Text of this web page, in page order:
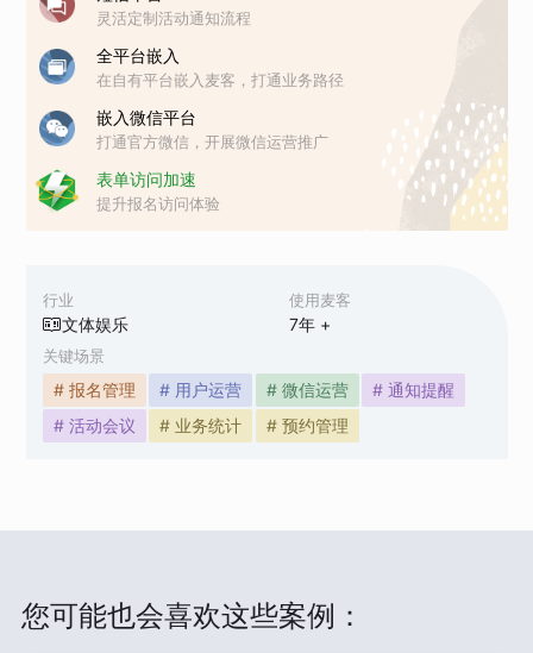
行业
文体娱乐
使用麦客
7年 +
关键场景
# 报名管理 # 用户运营 # 微信运营
# 通知提醒
# 活动会议
# 业务统计 # 预约管理
灵活定制活动通知流程
全平台嵌入
在自有平台嵌入麦客，打通业务路径
嵌入微信平台
打通官方微信，开展微信运营推广
表单访问加速
提升报名访问体验
您可能也会喜欢这些案例：